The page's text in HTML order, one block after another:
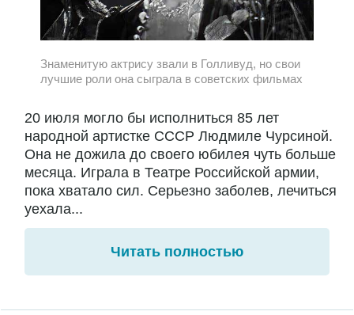
Знаменитую актрису звали в Голливуд, но свои
лучшие роли она сыграла в советских фильмах
20 июля могло бы исполниться 85 лет
народной артистке СССР Людмиле Чурсиной.
Она не дожила до своего юбилея чуть больше
месяца. Играла в Театре Российской армии,
пока хватало сил. Серьезно заболев, лечиться
уехала...
Читать полностью